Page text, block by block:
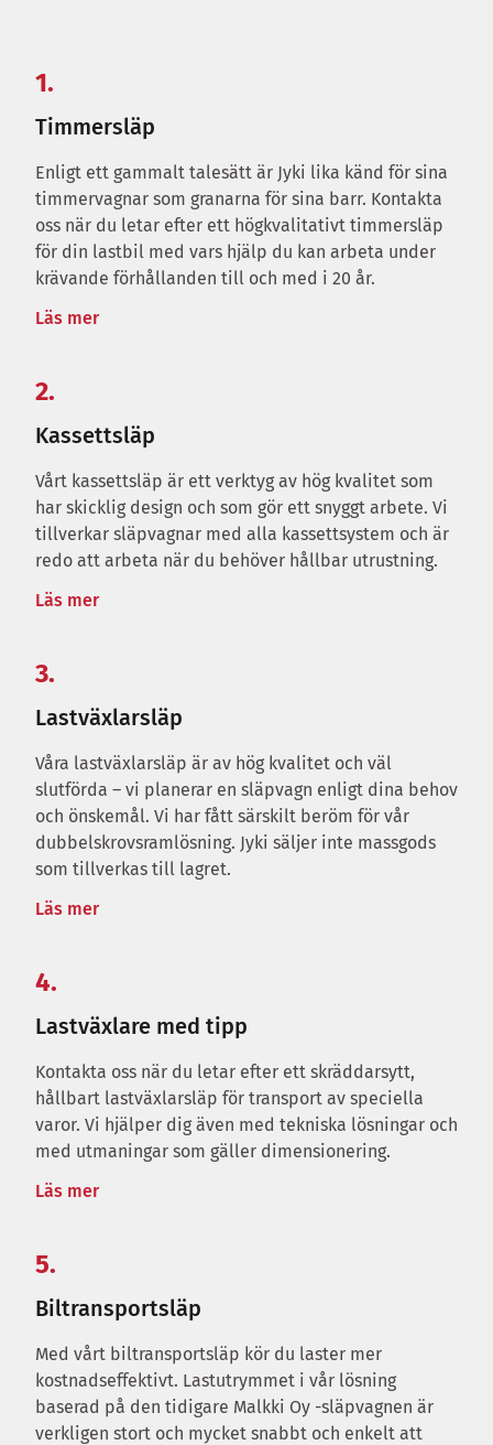
1.
Timmersläp
Enligt ett gammalt talesätt är Jyki lika känd för sina
timmervagnar som granarna för sina barr. Kontakta
oss när du letar efter ett högkvalitativt timmersläp
för din lastbil med vars hjälp du kan arbeta under
krävande förhållanden till och med i 20 år.
Läs mer
2.
Kassettsläp
Vårt kassettsläp är ett verktyg av hög kvalitet som
har skicklig design och som gör ett snyggt arbete. Vi
tillverkar släpvagnar med alla kassettsystem och är
redo att arbeta när du behöver hållbar utrustning.
Läs mer
3.
Lastväxlarsläp
Våra lastväxlarsläp är av hög kvalitet och väl
slutförda – vi planerar en släpvagn enligt dina behov
och önskemål. Vi har fått särskilt beröm för vår
dubbelskrovsramlösning. Jyki säljer inte massgods
som tillverkas till lagret.
Läs mer
4.
Lastväxlare med tipp
Kontakta oss när du letar efter ett skräddarsytt,
hållbart lastväxlarsläp för transport av speciella
varor. Vi hjälper dig även med tekniska lösningar och
med utmaningar som gäller dimensionering.
Läs mer
5.
Biltransportsläp
Med vårt biltransportsläp kör du laster mer
kostnadseffektivt. Lastutrymmet i vår lösning
baserad på den tidigare Malkki Oy -släpvagnen är
verkligen stort och mycket snabbt och enkelt att